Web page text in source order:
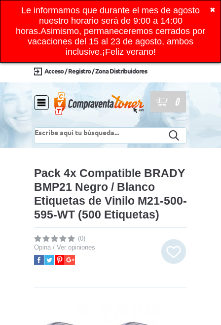
✖
Le informamos que durante el mes de agosto
nuestro horario será de 9:00 a 14:00
horas.Asimismo, permaneceremos cerrados por
vacaciones del 15 al 23 de agosto, ambos
inclusive.¡Feliz verano!
Acceso / Registro / Zona Distribuidores
0
Pack 4x Compatible BRADY
BMP21 Negro / Blanco
Etiquetas de Vinilo M21-500-
595-WT (500 Etiquetas)
(0)
Opina / Ver opiniones